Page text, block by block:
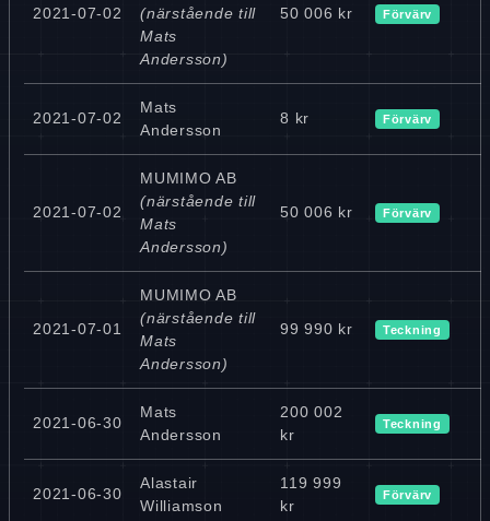
2021-07-02
(närstående till
Mats
Andersson)
50 006 kr Förvärv
2021-07-02
Mats
Andersson
8 kr Förvärv
2021-07-02
MUMIMO AB
(närstående till
Mats
Andersson)
50 006 kr Förvärv
2021-07-01
MUMIMO AB
(närstående till
Mats
Andersson)
99 990 kr Teckning
2021-06-30
Mats
Andersson
200 002
kr
Teckning
2021-06-30
Alastair
Williamson
119 999
kr
Förvärv